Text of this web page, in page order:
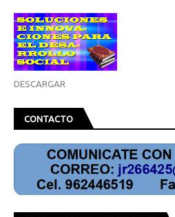
DESCARGAR
CONTACTO